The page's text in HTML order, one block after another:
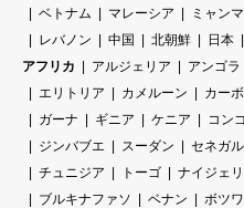
ベトナム
マレーシア ミャン
レバノン
中国 北朝鮮 日本
アフリカ
アルジェリア アンゴラ
エリトリア
カメルーン カー
ガーナ
ギニア ケニア コン
ジンバブエ
スーダン セネガル
チュニジア
トーゴ ナイジェ
ブルキナファソ
ベナン ボツ